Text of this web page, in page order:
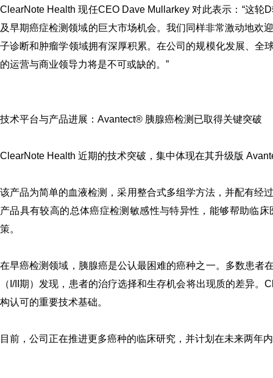
ClearNote Health 现任CEO Dave Mullarkey 对此表示： “这轮
及早期癌症检测领域的巨大市场机会。我们同样非常激动地欢
子诊断和肿瘤学领域拥有深厚积累。在公司的规模化发展、全
的运营与商业领导力将是不可或缺的。”
技术平台与产品进展：Avantect® 胰腺癌检测 已取得关键突破
ClearNote Health 近期的技术突破，集中体现在其升级版
该产品为简单的血液检测，采用整合式多组学方法，并配有经
产品具有较高的总体癌症检测敏感性与特异性，能够帮助临
策。
在早癌检测领域，胰腺癌是公认最困难的癌种之一。多数患者
（I/II期）发现，患者的治疗选择和生存机会将出现质的差异
构认可的重要技术基础。
目前，公司正在推进更多癌种的临床研究，并计划在未来两年